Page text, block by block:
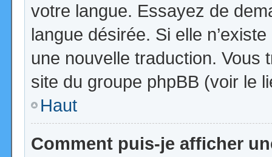
votre langue. Essayez de
langue désirée. Si elle
une nouvelle traduction. Vous
site du groupe phpBB (voir le
Haut
Comment puis-je afficher